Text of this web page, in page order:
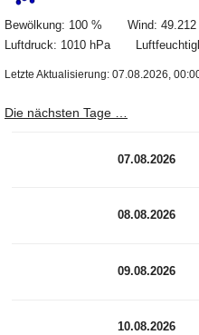
Bewölkung: 100 % Wind: 49.212
Luftdruck: 1010 hPa
Letzte Aktualisierung: 07.08.2026,
Die nächsten Tage …
07.08.2026
08.08.2026
09.08.2026
10.08.2026